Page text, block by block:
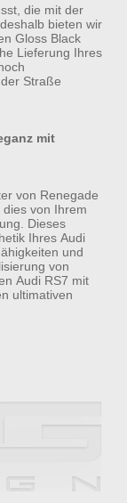
die mit der
bieten wir
Gloss Black
Lieferung Ihres
Straße
mit
von Renegade
von Ihrem
Dieses
Ihres Audi
und
von
Audi RS7 mit
ultimativen